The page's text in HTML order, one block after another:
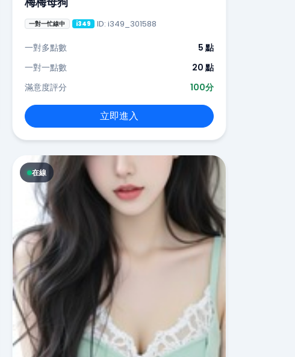
一對一忙線中 i349 ID: i349_301588
一對多點數
5 點
一對一點數
20 點
滿意度評分
100分
立即進入
在線